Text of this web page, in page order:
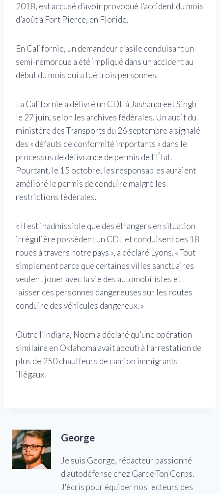
2018, est accusé d’avoir provoqué l’accident du mois
d’août à Fort Pierce, en Floride.
En Californie, un demandeur d’asile conduisant un
semi-remorque a été impliqué dans un accident au
début du mois qui a tué trois personnes.
La Californie a délivré un CDL à Jashanpreet Singh
le 27 juin, selon les archives fédérales. Un audit du
ministère des Transports du 26 septembre a signalé
des « défauts de conformité importants » dans le
processus de délivrance de permis de l’État.
Pourtant, le 15 octobre, les responsables auraient
amélioré le permis de conduire malgré les
restrictions fédérales.
« Il est inadmissible que des étrangers en situation
irrégulière possèdent un CDL et conduisent des 18
roues à travers notre pays », a déclaré Lyons. « Tout
simplement parce que certaines villes sanctuaires
veulent jouer avec la vie des automobilistes et
laisser ces personnes dangereuses sur les routes
conduire des véhicules dangereux. »
Outre l’Indiana, Noem a déclaré qu’une opération
similaire en Oklahoma avait abouti à l’arrestation de
plus de 250 chauffeurs de camion immigrants
illégaux.
George
Je suis George, rédacteur passionné
d'autodéfense chez Garde Ton Corps.
J'écris pour équiper nos lecteurs des